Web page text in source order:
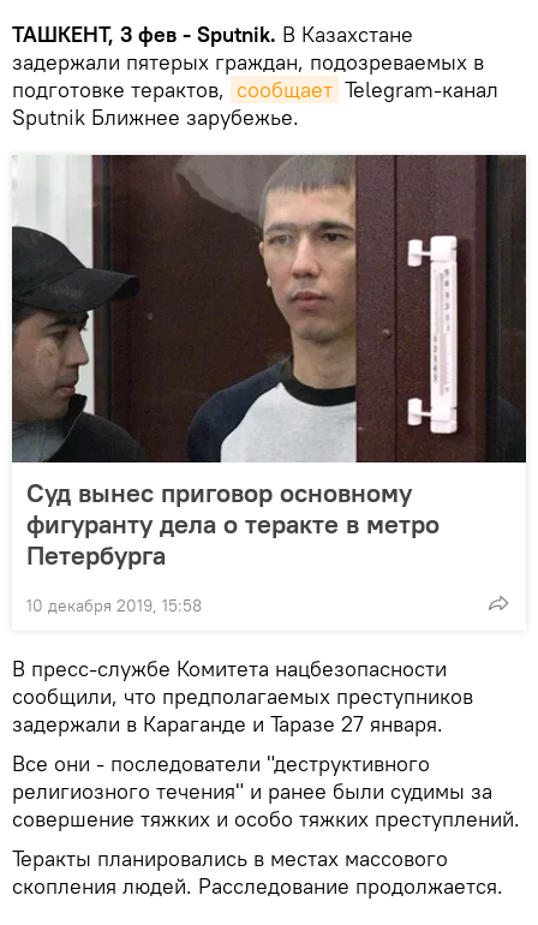
ТАШКЕНТ, 3 фев - Sputnik. В Казахстане
задержали пятерых граждан, подозреваемых в
подготовке терактов, сообщает Telegram-канал
Sputnik Ближнее зарубежье.
Суд вынес приговор основному
фигуранту дела о теракте в метро
Петербурга
10 декабря 2019, 15:58
В пресс-службе Комитета нацбезопасности
сообщили, что предполагаемых преступников
задержали в Караганде и Таразе 27 января.
Все они - последователи "деструктивного
религиозного течения" и ранее были судимы за
совершение тяжких и особо тяжких преступлений.
Теракты планировались в местах массового
скопления людей. Расследование продолжается.